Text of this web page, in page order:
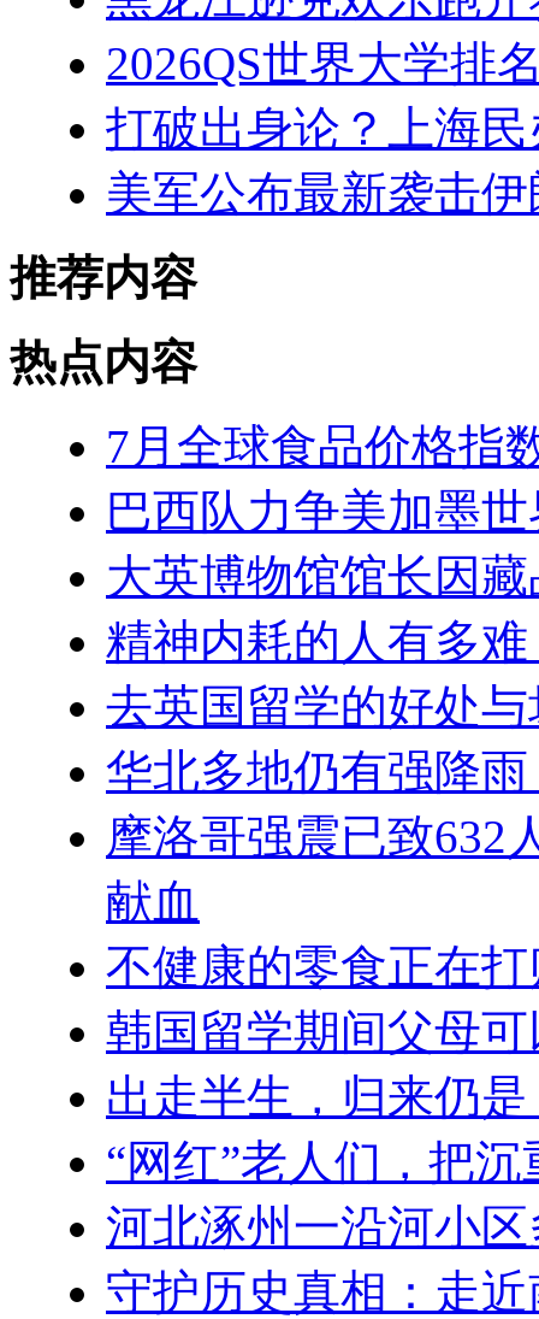
2026QS世界大学排
打破出身论？上海
美军公布最新袭击
推荐内容
热点内容
7月全球食品价格指
巴西队力争美加墨
大英博物馆馆长因
精神内耗的人有多
去英国留学的好处
华北多地仍有强降
摩洛哥强震已致632
献血
不健康的零食正在
韩国留学期间父母
出走半生，归来仍
“网红”老人们，把
河北涿州一沿河小
守护历史真相：走